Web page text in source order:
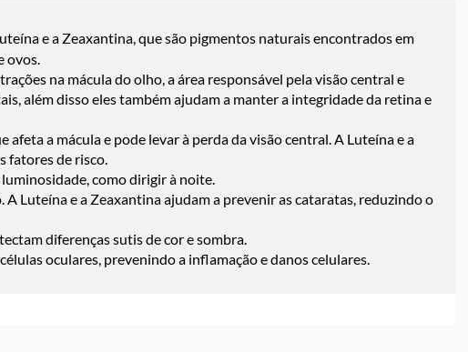
e a Zeaxantina, que são pigmentos naturais encontrados em
ovos.
na mácula do olho, a área responsável pela visão central e
além disso eles também ajudam a manter a integridade da retina e
a mácula e pode levar à perda da visão central. A Luteína e a
fatores de risco.
como dirigir à noite.
Luteína e a Zeaxantina ajudam a prevenir as cataratas, reduzindo o
diferenças sutis de cor e sombra.
oculares, prevenindo a inflamação e danos celulares.